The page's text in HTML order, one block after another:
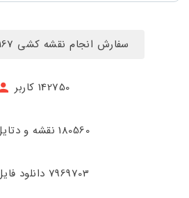
سفارش انجام نقشه کشی 09170547167
142750 کاربر
180560 نقشه و دتایل
7969703 دانلود فایل